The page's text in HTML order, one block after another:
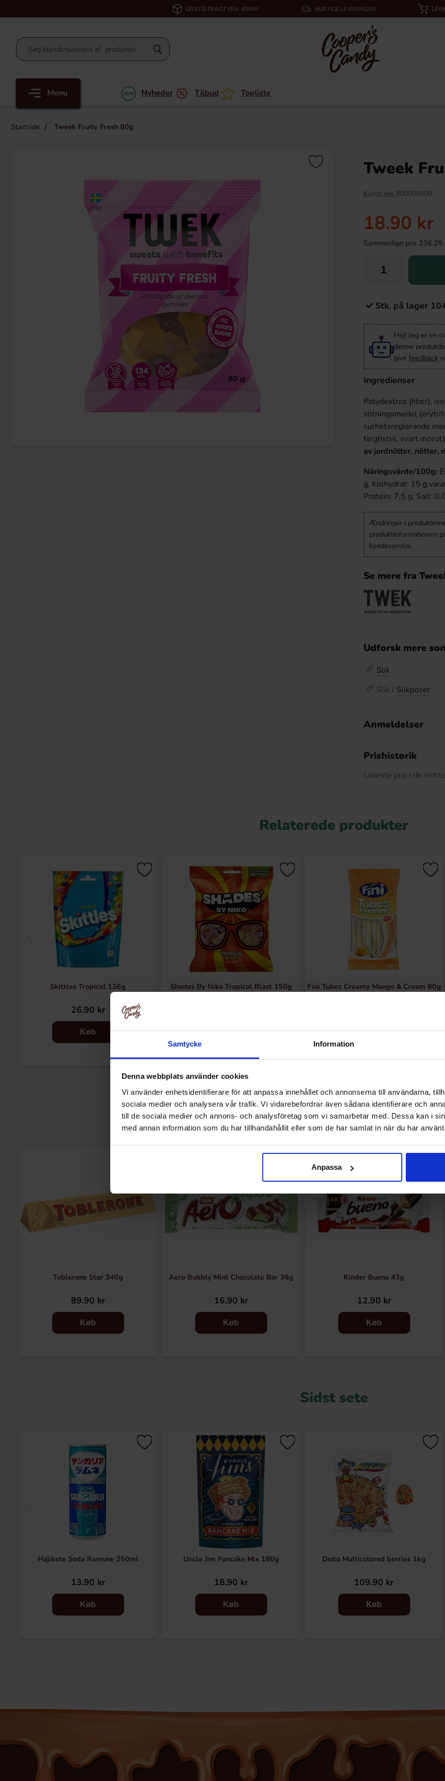
Samtycke Information
Denna webbplats använder cookies
Vi använder enhetsidentifierare för att anpassa innehållet och annonserna till användarna,
sociala medier och analysera vår trafik. Vi vidarebefordrar även sådana identifierare och
till de sociala medier och annons- och analysföretag som vi samarbetar med. Dessa kan i
med annan information som du har tillhandahållit eller som de har samlat in när du har
Anpassa
GRATIS FRAGT FRA 499KR HURTIGE LEVERINGER
Menu Nyheder Tilbud Topliste
Startside Tweek Fruity Fresh 80g
Tweek
Kunst nej: 800006609
18.90 kr
Sammenlign pris
Stk. på lager
Hej! Jeg er en
denne
give feedback
Ingredienser
Polydextros (fiber),
sötningsmedel
surhetsreglerande
färgtistel, svart
av jordnötter, nötter,
Näringsvärde/100g:
g, Kolhydrat: 15 g
Protein: 7,5 g, Salt:
Ændringer i
produktinformationen
kundeservice.
Se mere fra
Udforsk mere
Slik
Slik / Slikposer
Anmeldelser
Prishistorik
Laveste pris i de
Relaterede produkter
Skittles Tropical 136g
26.90 kr
Køb
Shades By Niko Tropical Blast 150g
Køb
Fini Tubes Creamy Mango & Cream 80g
Køb
Andre kunne lide
Toblerone Stor 340g
89.90 kr
Køb
Aero Bubbly Mint Chocolate Bar 36g
16.90 kr
Køb
Kinder Bueno 43g
12.90 kr
Køb
Sidst sete
Hajikete Soda Ramune 250ml
13.90 kr
Køb
Uncle Jim Pancake Mix 180g
18.90 kr
Køb
Dsito Multicolored berries 1kg
109.90 kr
Køb